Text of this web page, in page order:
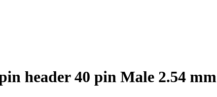
header 40 pin Male 2.54 mm